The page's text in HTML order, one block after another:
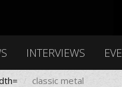
INTERVIEWS
classic metal